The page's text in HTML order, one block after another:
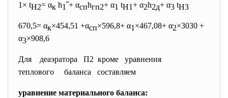
1× tH2= αк h1˝+ αспhгп2+ α1 tH1+ α2h2д+ α3 tH3
670,5= αк×454,51 +αсп×596,8+ α1 ×467,08+ α2×3030 +
α3×908,6
Для деаэратора П2 кроме уравнения
теплового баланса составляем
уравнение материального баланса: